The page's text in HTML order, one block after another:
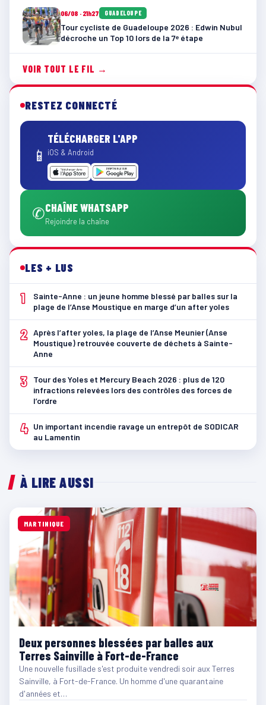
06/08 · 21h27 GUADELOUPE
Tour cycliste de Guadeloupe 2026 : Edwin Nubul
décroche un Top 10 lors de la 7ᵉ étape
VOIR TOUT LE FIL →
RESTEZ CONNECTÉ
📱
TÉLÉCHARGER L'APP
iOS & Android
✆CHAÎNE WHATSAPP
Rejoindre la chaîne
LES + LUS
1
Sainte-Anne : un jeune homme blessé par balles sur la
plage de l’Anse Moustique en marge d’un after yoles
2 Après l’after yoles, la plage de l’Anse Meunier (Anse
Moustique) retrouvée couverte de déchets à Sainte-
Anne
3
Tour des Yoles et Mercury Beach 2026 : plus de 120
infractions relevées lors des contrôles des forces de
l’ordre
4 Un important incendie ravage un entrepôt de SODICAR
au Lamentin
À LIRE AUSSI
MARTINIQUE
Deux personnes blessées par balles aux
Terres Sainville à Fort-de-France
Une nouvelle fusillade s'est produite vendredi soir aux Terres
Sainville, à Fort-de-France. Un homme d'une quarantaine
d'années et…